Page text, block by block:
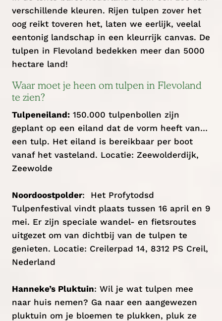
verschillende kleuren. Rijen tulpen zover het
oog reikt toveren het, laten we eerlijk, veelal
eentonig landschap in een kleurrijk canvas. De
tulpen in Flevoland bedekken meer dan 5000
hectare land!
Waar moet je heen om tulpen in Flevoland
te zien?
Tulpeneiland:150.000 tulpenbollen zijn
geplant op een eiland dat de vorm heeft van…
een tulp. Het eiland is bereikbaar per boot
vanaf het vasteland. Locatie: Zeewolderdijk,
Zeewolde
Noordoostpolder: Het Profytodsd
Tulpenfestival vindt plaats tussen 16 april en 9
mei. Er zijn speciale wandel- en fietsroutes
uitgezet om van dichtbij van de tulpen te
genieten. Locatie: Creilerpad 14, 8312 PS Creil,
Nederland
Hanneke’s Pluktuin: Wil je wat tulpen mee
naar huis nemen? Ga naar een aangewezen
pluktuin om je bloemen te plukken, pluk ze